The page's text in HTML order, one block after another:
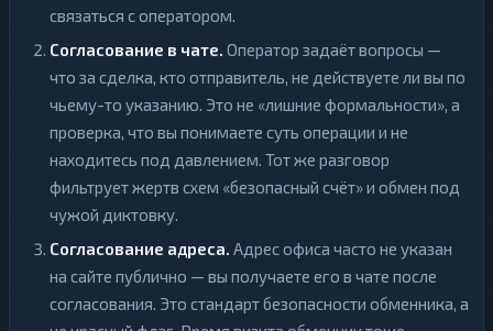
связаться с оператором.
Согласование в чате. Оператор задаёт вопросы —
что за сделка, кто отправитель, не действуете ли вы по
чьему-то указанию. Это не «лишние формальности», а
проверка, что вы понимаете суть операции и не
находитесь под давлением. Тот же разговор
фильтрует жертв схем «безопасный счёт» и обмен под
чужой диктовку.
Согласование адреса. Адрес офиса часто не указан
на сайте публично — вы получаете его в чате после
согласования. Это стандарт безопасности обменника, а